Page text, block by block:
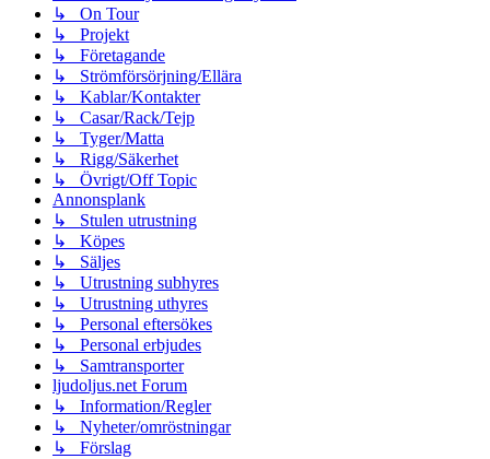
↳ On Tour
↳ Projekt
↳ Företagande
↳ Strömförsörjning/Ellära
↳ Kablar/Kontakter
↳ Casar/Rack/Tejp
↳ Tyger/Matta
↳ Rigg/Säkerhet
↳ Övrigt/Off Topic
Annonsplank
↳ Stulen utrustning
↳ Köpes
↳ Säljes
↳ Utrustning subhyres
↳ Utrustning uthyres
↳ Personal eftersökes
↳ Personal erbjudes
↳ Samtransporter
ljudoljus.net Forum
↳ Information/Regler
↳ Nyheter/omröstningar
↳ Förslag